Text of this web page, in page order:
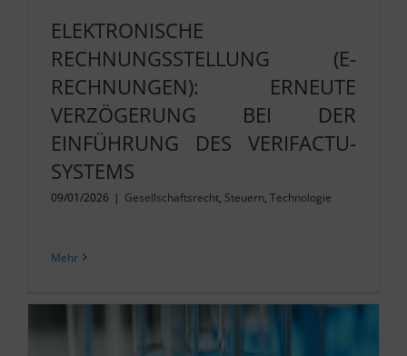
ELEKTRONISCHE
RECHNUNGSSTELLUNG (E-
RECHNUNGEN): ERNEUTE
VERZÖGERUNG BEI DER
EINFÜHRUNG DES VERIFACTU-
SYSTEMS
09/01/2026 | Gesellschaftsrecht, Steuern, Technologie
Mehr